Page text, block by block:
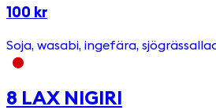
100 kr
Soja, wasabi, ingefära,
8 LAX NIGIRI